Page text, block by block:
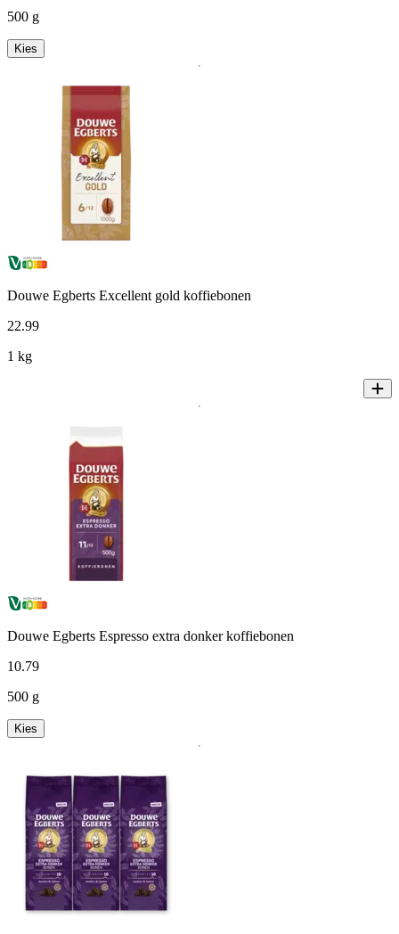
500 g
Kies
Douwe Egberts Excellent gold koffiebonen
22.99
1 kg
Douwe Egberts Espresso extra donker koffiebonen
10.79
500 g
Kies